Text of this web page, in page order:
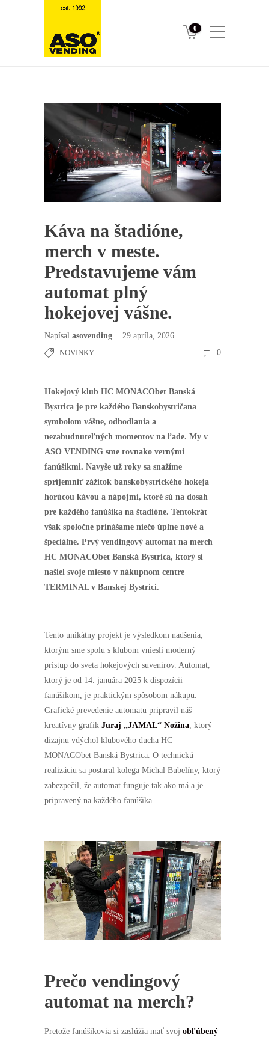
0
Káva na štadióne,
merch v meste.
Predstavujeme vám
automat plný
hokejovej vášne.
Napísal asovending
29 apríla, 2026
NOVINKY
0
Hokejový klub HC MONACObet Banská
Bystrica je pre každého Banskobystričana
symbolom vášne, odhodlania a
nezabudnuteľných momentov na ľade. My v
ASO VENDING sme rovnako vernými
fanúšikmi. Navyše už roky sa snažíme
spríjemniť zážitok banskobystrického hokeja
horúcou kávou a nápojmi, ktoré sú na dosah
pre každého fanúšika na štadióne. Tentokrát
však spoločne prinášame niečo úplne nové a
špeciálne. Prvý vendingový automat na merch
HC MONACObet Banská Bystrica, ktorý si
našiel svoje miesto v nákupnom centre
TERMINAL v Banskej Bystrici.
Tento unikátny projekt je výsledkom nadšenia,
ktorým sme spolu s klubom vniesli moderný
prístup do sveta hokejových suvenírov. Automat,
ktorý je od 14. januára 2025 k dispozícii
fanúšikom, je praktickým spôsobom nákupu.
Grafické prevedenie automatu pripravil náš
kreatívny grafik Juraj „JAMAL“ Nožina, ktorý
dizajnu vdýchol klubového ducha HC
MONACObet Banská Bystrica. O technickú
realizáciu sa postaral kolega Michal Bubelíny, ktorý
zabezpečil, že automat funguje tak ako má a je
pripravený na každého fanúšika.
Prečo vendingový
automat na merch?
Pretože fanúšikovia si zaslúžia mať svoj obľúbený
Nevyhnutné
Tieto
súbory
cookie nie
sú voliteľné.
pre
fungovanie
Štatistiky
Aby sme
mohli
zlepšiť
funkčnosť
a štruktúru
webovej
stránky na
základe
spôsobu
používania
Užívateľský
zážitok
stránka
počas vašej